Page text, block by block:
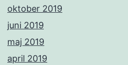
oktober 2019
juni 2019
maj 2019
april 2019